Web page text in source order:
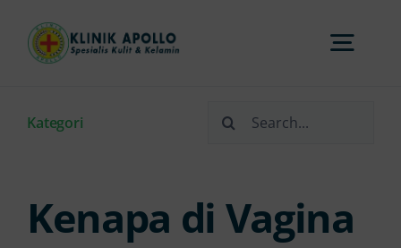
Home
Kategori
Search
Kenapa di Vagina